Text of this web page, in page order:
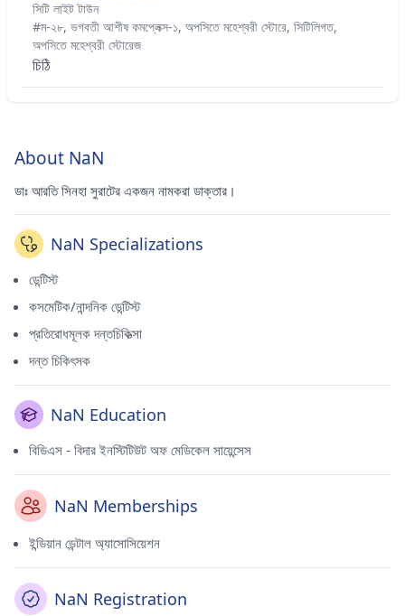
সিটি লাইট টাউন
#ম-২৮, ভগবতী আশীষ কমপ্লেক্স-১, অপসিতে মহেশ্বরী স্টোরে, সিটিলিগত,
অপসিতে মহেশ্বরী স্টোরেজ
চিঠি
About NaN
ডাঃ আরতি সিনহা সুরাটের একজন নামকরা ডাক্তার।
NaN Specializations
ডেন্টিস্ট
কসমেটিক/নান্দনিক ডেন্টিস্ট
প্রতিরোধমূলক দন্তচিকিত্সা
দন্ত চিকিৎসক
NaN Education
বিডিএস - বিদার ইনস্টিটিউট অফ মেডিকেল সায়েন্সেস
NaN Memberships
ইন্ডিয়ান ডেন্টাল অ্যাসোসিয়েশন
NaN Registration